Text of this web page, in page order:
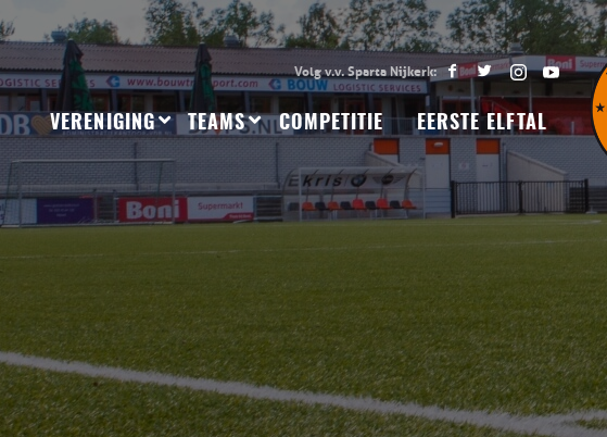
VERENIGING TEAMS COMPETITIE EERSTE ELFTAL